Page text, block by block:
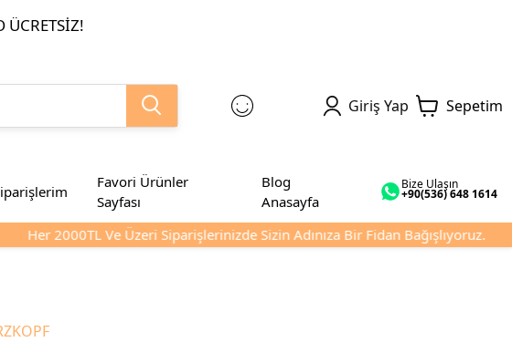
ÜCRETSIZ!
Giriş Yap Sepetim
Favori Ürünler
Sayfası
Blog
Anasayfa
Bize Ulaşın
+90(536) 648 1614
Her 2000TL Ve Üzeri Siparişlerinizde Sizin Adınıza Bir Fidan Bağışlıyoruz.